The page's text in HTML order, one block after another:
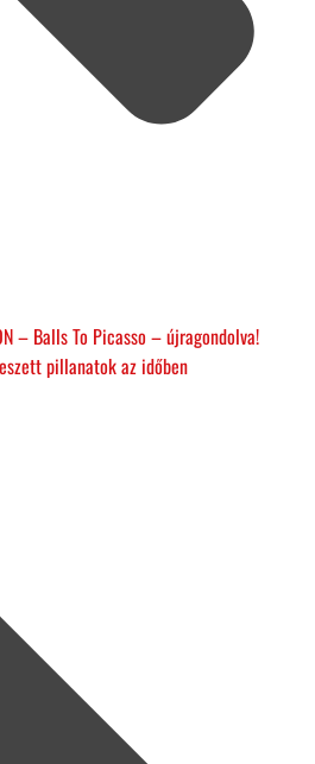
– Balls To Picasso – újragondolva!
pillanatok az időben